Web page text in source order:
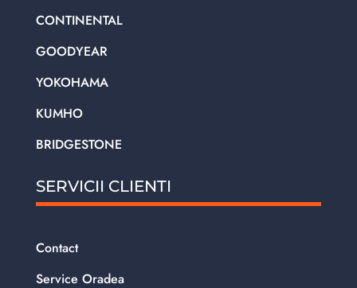
CONTINENTAL
GOODYEAR
YOKOHAMA
KUMHO
BRIDGESTONE
SERVICII CLIENTI
Contact
Service Oradea